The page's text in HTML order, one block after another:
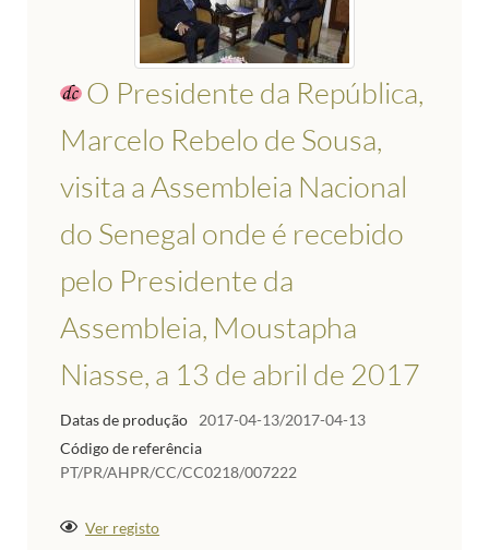
O Presidente da República,
Marcelo Rebelo de Sousa,
visita a Assembleia Nacional
do Senegal onde é recebido
pelo Presidente da
Assembleia, Moustapha
Niasse, a 13 de abril de 2017
Datas de produção
2017-04-13/2017-04-13
Código de referência
PT/PR/AHPR/CC/CC0218/007222
Ver registo